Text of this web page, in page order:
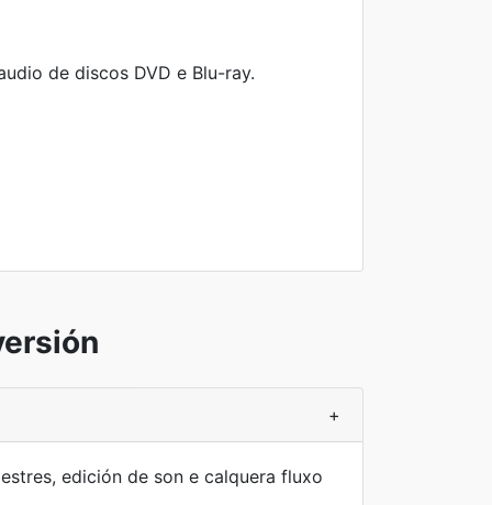
de discos DVD e Blu-ray.
+
edición de son e calquera fluxo